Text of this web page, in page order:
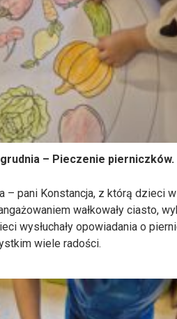
– Pieczenie pierniczków.
pani Konstancja, z którą dzieci
wałkowały ciasto,
wysłuchały opowiadania o
wiele radości.